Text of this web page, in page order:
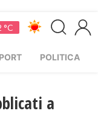
°C
POLITICA
a